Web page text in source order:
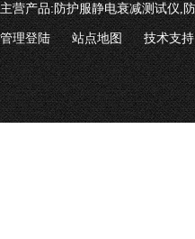
主营产品:防护服静电衰减测试仪,
管理登陆 站点地图 技术支持